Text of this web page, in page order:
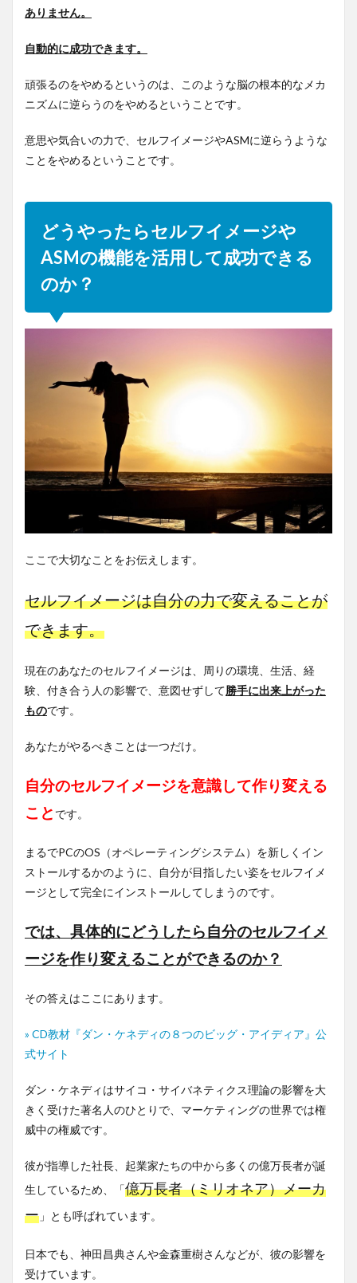
ありません。
自動的に成功できます。
頑張るのをやめるというのは、このような脳の根本的なメカ
ニズムに逆らうのをやめるということです。
意思や気合いの力で、セルフイメージやASMに逆らうような
ことをやめるということです。
どうやったらセルフイメージや
ASMの機能を活用して成功できる
のか？
ここで大切なことをお伝えします。
セルフイメージは自分の力で変えることが
できます。
現在のあなたのセルフイメージは、周りの環境、生活、経
験、付き合う人の影響で、意図せずして勝手に出来上がった
ものです。
あなたがやるべきことは一つだけ。
自分のセルフイメージを意識して作り変える
こと です。
まるでPCのOS（オペレーティングシステム）を新しくイン
ストールするかのように、自分が目指したい姿をセルフイメ
ージとして完全にインストールしてしまうのです。
では、具体的にどうしたら自分のセルフイメ
ージを作り変えることができるのか？
その答えはここにあります。
» CD教材『ダン・ケネディの８つのビッグ・アイディア』公
式サイト
ダン・ケネディはサイコ・サイバネティクス理論の影響を大
きく受けた著名人のひとりで、マーケティングの世界では権
威中の権威です。
彼が指導した社長、起業家たちの中から多くの億万長者が誕
生しているため、「億万長者（ミリオネア）メーカ
ー 」とも呼ばれています。
日本でも、神田昌典さんや金森重樹さんなどが、彼の影響を
受けています。